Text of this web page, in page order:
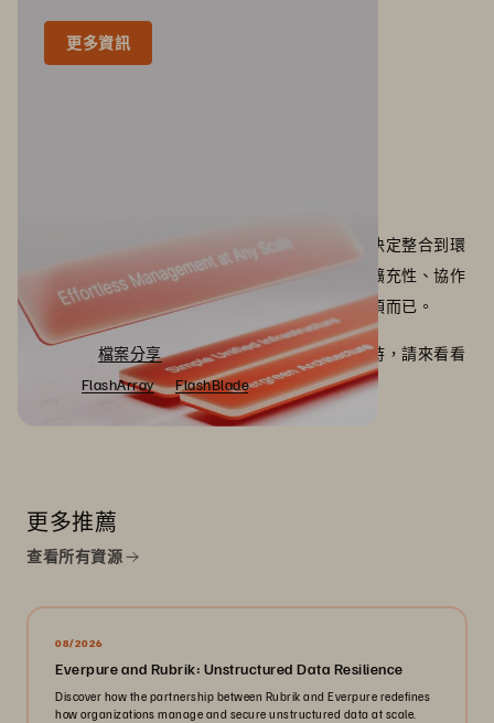
更多資訊
有數種企業級檔案分享解決方案可供選擇。確保您決定整合到環
境中的設備具備您業務所需的所有功能。安全性、擴充性、協作
工具、檔案組織，以及管理簡易性，都只是其中幾項而已。
檔案分享需要安全、高效能的資料儲存時，請來看看
FlashArray和FlashBlade®。
更多推薦
查看所有資源
08/2026
Everpure and Rubrik: Unstructured Data Resilience
Discover how the partnership between Rubrik and Everpure redefines
how organizations manage and secure unstructured data at scale.